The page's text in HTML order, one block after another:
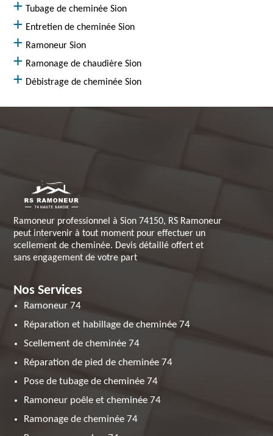
Tubage de cheminée Sion
Entretien de cheminée Sion
Ramoneur Sion
Ramonage de chaudière Sion
Débistrage de cheminée Sion
Ramoneur professionnel à Sion 74150, RS Ramoneur
peut intervenir à tout moment pour effectuer un
scellement de cheminée. Devis détaillé offert et
sans engagement de votre part
Nos Services
Ramoneur 74
Réparation et habillage de cheminée 74
Scellement de cheminée 74
Réparation de pied de cheminée 74
Pose de tubage de cheminée 74
Ramoneur poêle et cheminée 74
Ramonage de cheminée 74